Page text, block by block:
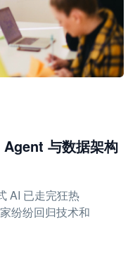
与数据架构
AI 已走完狂热
纷纷回归技术和